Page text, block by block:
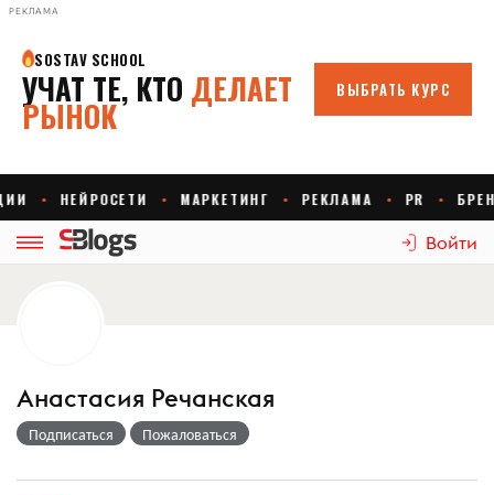
РЕКЛАМА
Войти
Анастасия Речанская
Подписаться Пожаловаться